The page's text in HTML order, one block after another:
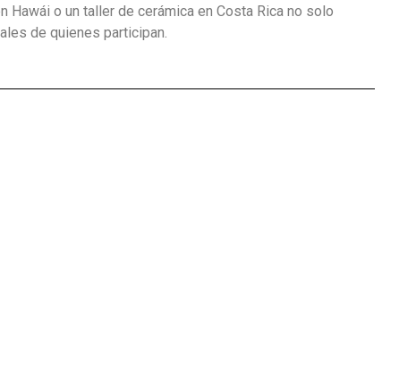
Hawái o un taller de cerámica en Costa Rica no solo
de quienes participan.